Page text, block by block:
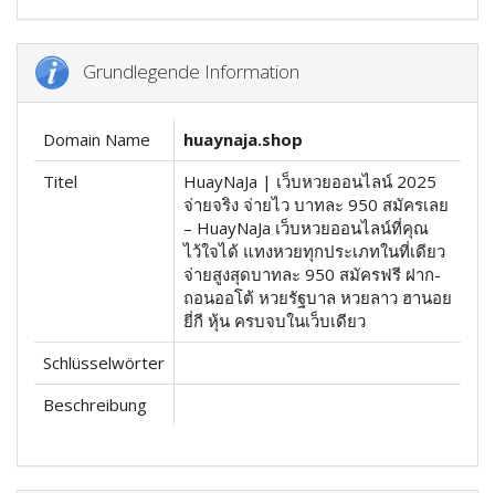
Grundlegende Information
Domain Name
huaynaja.shop
Titel
HuayNaJa | เว็บหวยออนไลน์ 2025
จ่ายจริง จ่ายไว บาทละ 950 สมัครเลย
– HuayNaJa เว็บหวยออนไลน์ที่คุณ
ไว้ใจได้ แทงหวยทุกประเภทในที่เดียว
จ่ายสูงสุดบาทละ 950 สมัครฟรี ฝาก-
ถอนออโต้ หวยรัฐบาล หวยลาว ฮานอย
ยี่กี หุ้น ครบจบในเว็บเดียว
Schlüsselwörter
Beschreibung